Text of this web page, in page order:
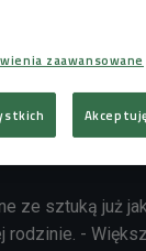
zrobione -
- posłuchaj
ze sztuką już
rodzinie. -
zaawansowane